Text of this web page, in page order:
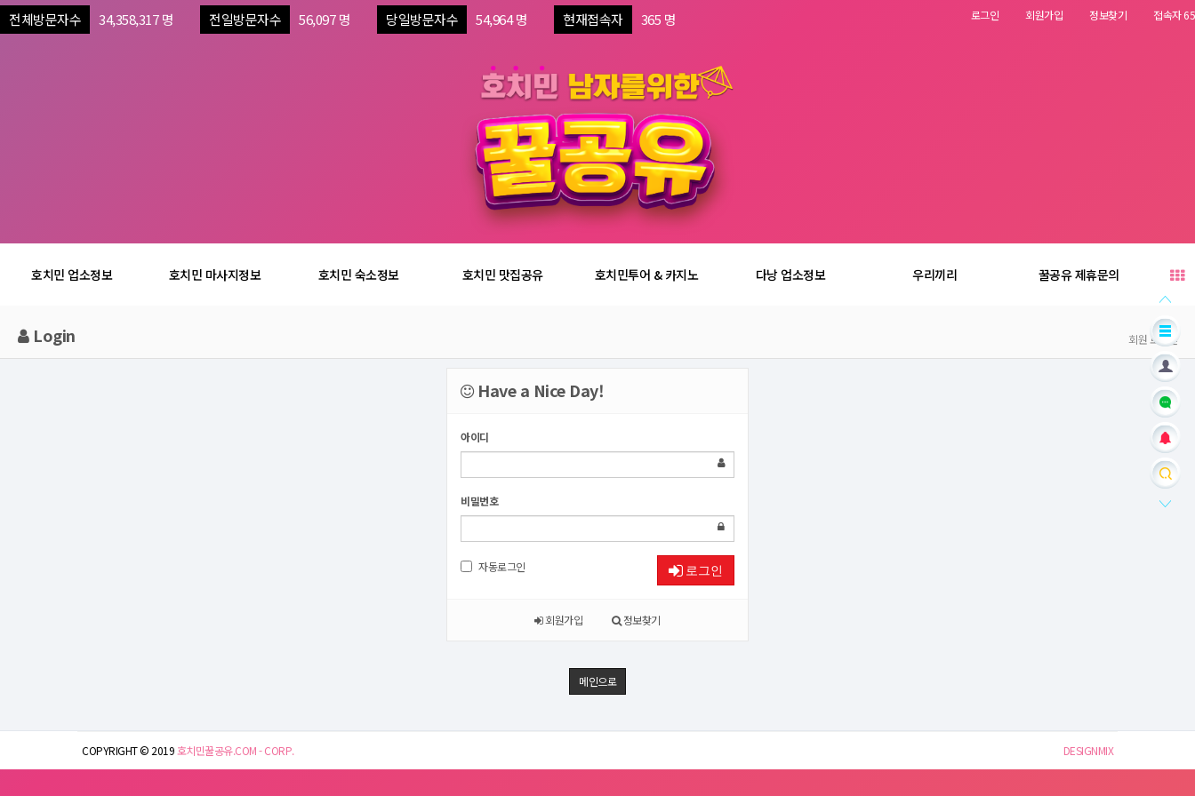
전체방문자수 34,358,317 명 전일방문자수 56,097 명 당일방문자수 54,964 명 현재접속자 365 명 로그인 회원가입 정보찾기 접속자 65
호치민 업소정보 호치민 마사지정보 호치민 숙소정보 호치민 맛집공유 호치민투어 & 카지노 다낭 업소정보 우리끼리 꿀공유 제휴문의
Login 회원 로그인
Have a Nice Day!
아이디
비밀번호
자동로그인 로그인
회원가입 정보찾기
메인으로
COPYRIGHT © 2019호치민꿀공유.COM - CORP. DESIGNMIX